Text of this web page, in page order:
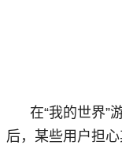
在“我的世界”
后，某些用户担